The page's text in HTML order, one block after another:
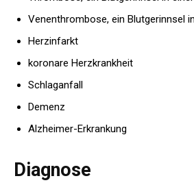
Venenthrombose, ein Blutgerinnsel
Herzinfarkt
koronare Herzkrankheit
Schlaganfall
Demenz
Alzheimer-Erkrankung
Diagnose